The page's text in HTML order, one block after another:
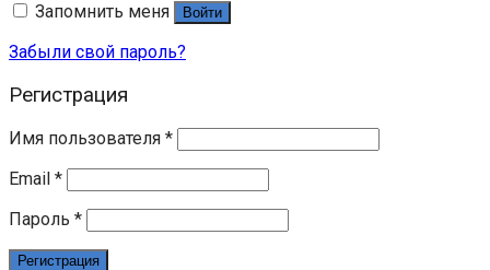
Запомнить меня
Войти
Забыли свой пароль?
Регистрация
Имя пользователя *
Email *
Пароль *
Регистрация